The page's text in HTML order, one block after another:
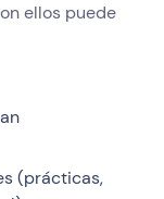
ellos puede
(prácticas,